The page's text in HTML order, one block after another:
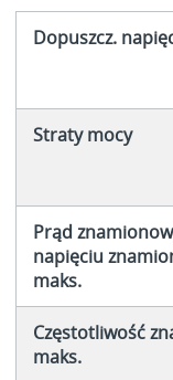
Dopuszcz.
Straty mocy
Prąd
napięciu
maks.
Częstotliwość
maks.